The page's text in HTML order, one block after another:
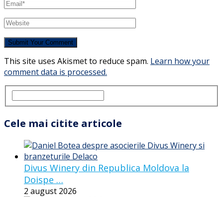
This site uses Akismet to reduce spam. Learn how your
comment data is processed.
Cele mai citite articole
Divus Winery din Republica Moldova la
Doispe …
2 august 2026